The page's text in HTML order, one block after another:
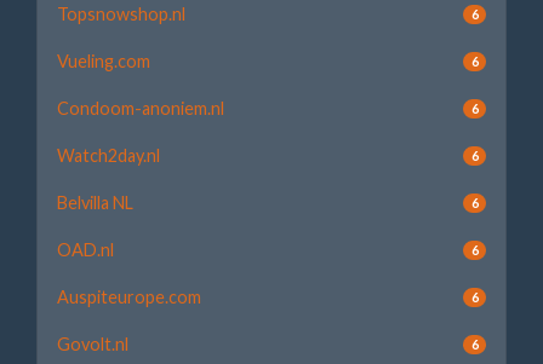
Topsnowshop.nl 6
Vueling.com 6
Condoom-anoniem.nl 6
Watch2day.nl 6
Belvilla NL 6
OAD.nl 6
Auspiteurope.com 6
Govolt.nl 6